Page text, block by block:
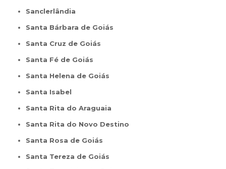
Sanclerlândia
Santa Bárbara de Goiás
Santa Cruz de Goiás
Santa Fé de Goiás
Santa Helena de Goiás
Santa Isabel
Santa Rita do Araguaia
Santa Rita do Novo Destino
Santa Rosa de Goiás
Santa Tereza de Goiás